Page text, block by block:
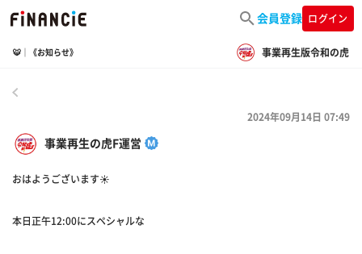
会員登録 ログイン
🐯｜《お知らせ》 事業再生版令和の虎
事業再生の虎F運営
2024年09月14日 07:49
おはようございます☀
本日正午12:00にスペシャルな